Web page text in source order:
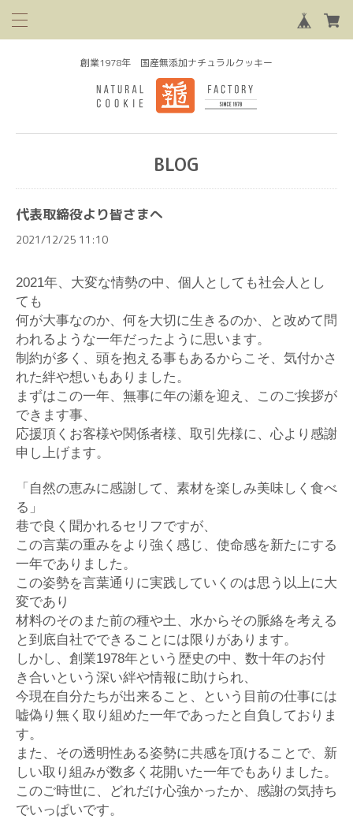
創業1978年 国産無添加ナチュラルクッキー
BLOG
代表取締役より皆さまへ
2021/12/25 11:10
2021年、大変な情勢の中、個人としても社会人とし
ても
何が大事なのか、何を大切に生きるのか、と改めて問
われるような一年だったように思います。
制約が多く、頭を抱える事もあるからこそ、気付かさ
れた絆や想いもありました。
まずはこの一年、無事に年の瀬を迎え、このご挨拶が
できます事、
応援頂くお客様や関係者様、取引先様に、心より感謝
申し上げます。
「自然の恵みに感謝して、素材を楽しみ美味しく食べ
る」
巷で良く聞かれるセリフですが、
この言葉の重みをより強く感じ、使命感を新たにする
一年でありました。
この姿勢を言葉通りに実践していくのは思う以上に大
変であり
材料のそのまた前の種や土、水からその脈絡を考える
と到底自社でできることには限りがあります。
しかし、創業1978年という歴史の中、数十年のお付
き合いという深い絆や情報に助けられ、
今現在自分たちが出来ること、という目前の仕事には
嘘偽り無く取り組めた一年であったと自負しておりま
す。
また、その透明性ある姿勢に共感を頂けることで、新
しい取り組みが数多く花開いた一年でもありました。
このご時世に、どれだけ心強かったか、感謝の気持ち
でいっぱいです。